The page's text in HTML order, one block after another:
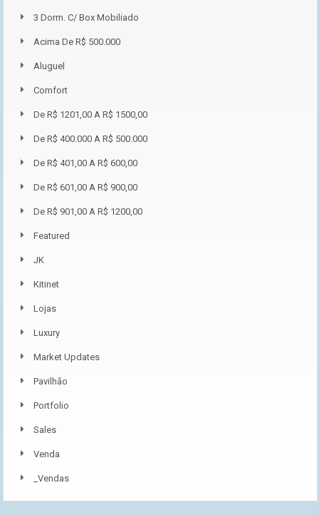
3 Dorm. C/ Box Mobiliado
Acima De R$ 500.000
Aluguel
Comfort
De R$ 1201,00 A R$ 1500,00
De R$ 400.000 A R$ 500.000
De R$ 401,00 A R$ 600,00
De R$ 601,00 A R$ 900,00
De R$ 901,00 A R$ 1200,00
Featured
JK
Kitinet
Lojas
Luxury
Market Updates
Pavilhão
Portfolio
Sales
Venda
_Vendas